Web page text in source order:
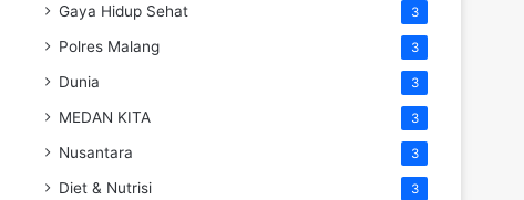
Gaya Hidup Sehat 3
Polres Malang 3
Dunia 3
MEDAN KITA 3
Nusantara 3
Diet & Nutrisi 3